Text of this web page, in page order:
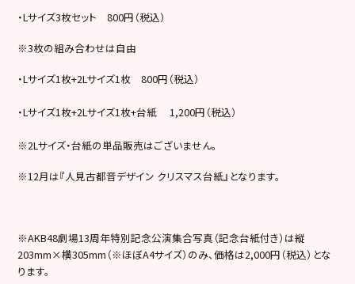
・Lサイズ3枚セット 800円（税込）
※3枚の組み合わせは自由
・Lサイズ1枚+2Lサイズ1枚 800円（税込）
・Lサイズ1枚+2Lサイズ1枚+台紙 1,200円（税込）
※2Lサイズ・台紙の単品販売はございません。
※12月は『人見古都音デザイン クリスマス台紙』となります。
※AKB48劇場13周年特別記念公演集合写真（記念台紙付き）は縦
203mm×横305mm（※ほぼA4サイズ）のみ、価格は2,000円（税込）とな
ります。